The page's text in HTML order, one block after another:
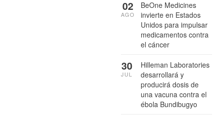
BeOne Medicines
invierte en Estados
Unidos para impulsar
medicamentos contra
el cáncer
02
AGO
Hilleman Laboratories
desarrollará y
producirá dosis de
una vacuna contra el
ébola Bundibugyo
30
JUL